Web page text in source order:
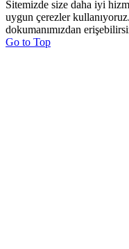
Sitemizde size daha iyi
uygun çerezler
dokumanımızdan
Go to Top